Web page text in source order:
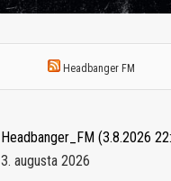
Headbanger FM
Headbanger_FM (3.8.2026
3. augusta 2026